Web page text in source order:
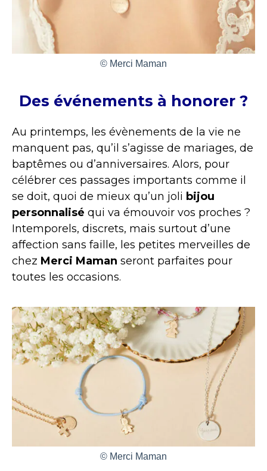
© Merci Maman
Des événements à honorer ?
Au printemps, les évènements de la vie ne
manquent pas, qu’il s’agisse de mariages, de
baptêmes ou d’anniversaires. Alors, pour
célébrer ces passages importants comme il
se doit, quoi de mieux qu’un joli bijou
personnalisé qui va émouvoir vos proches ?
Intemporels, discrets, mais surtout d’une
affection sans faille, les petites merveilles de
chez Merci Maman seront parfaites pour
toutes les occasions.
© Merci Maman